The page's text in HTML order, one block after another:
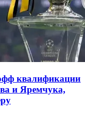
квалификации
и Яремчука,